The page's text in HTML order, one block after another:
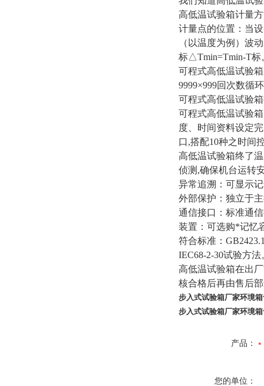
高低温试验箱计量
计量点的位置：当
（以温度为例）波
标△Tmin=Tmin-T标
可程式高低温试验
9999×999回次数循
可程式高低温试验
可程式高低温试验
度、时间资料设定
口,搭配10种之时间
高低温试验箱终了
侦测,确保机台运转
异常追溯：可显示
外部保护：独立于
通信接口：标准通
装置：可选购*记忆
符合标准：
IEC68-2-30试验方法
高低温试验箱在出
核合格后再由售后
步入式试验箱厂家环境
步入式试验箱厂家环境
产品：
您的单位：